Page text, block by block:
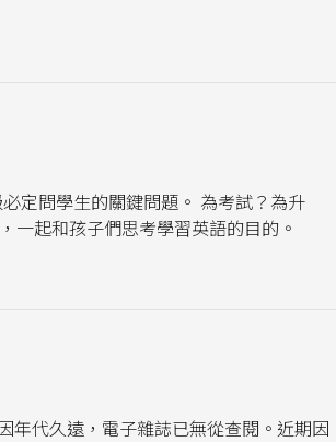
定問學生的關鍵問題。 為考試？為升
一起和孩子們思考學習英語的目的。
年代久遠，電子雜誌已無從查閱。近期因